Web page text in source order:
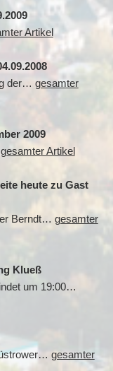
Artikel
der… gesamter
2009
gesamter Artikel
heute zu Gast
Berndt… gesamter
Klueß
um 19:00…
gesamter